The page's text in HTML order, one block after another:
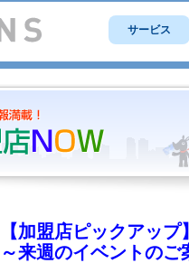
サービス
【加盟店ピックアップ
～来週のイベントのご